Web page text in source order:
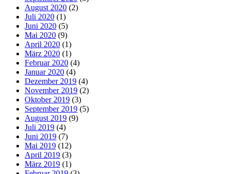
August 2020 (2)
Juli 2020 (1)
Juni 2020 (5)
Mai 2020 (9)
April 2020 (1)
März 2020 (1)
Februar 2020 (4)
Januar 2020 (4)
Dezember 2019 (4)
November 2019 (2)
Oktober 2019 (3)
September 2019 (5)
August 2019 (9)
Juli 2019 (4)
Juni 2019 (7)
Mai 2019 (12)
April 2019 (3)
März 2019 (1)